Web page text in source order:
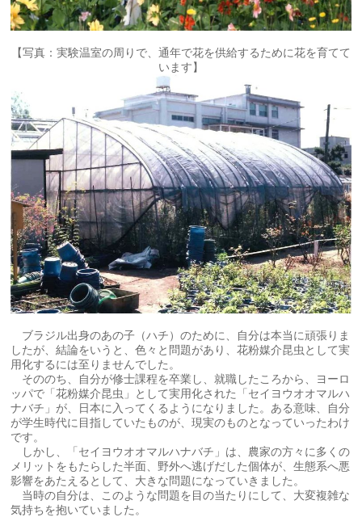
【写真：実験温室の周りで、通年で花を供給するために花を育てて
います】
ブラジル出身のあの子（ハチ）のために、自分は本当に頑張りま
したが、結論をいうと、色々と問題があり、花粉媒介昆虫として実
用化するには至りませんでした。
そののち、自分が修士課程を卒業し、就職したころから、ヨーロ
ッパで「花粉媒介昆虫」として実用化された「セイヨウオオマルハ
ナバチ」が、日本に入ってくるようになりました。ある意味、自分
が学生時代に目指していたものが、現実のものとなっていったわけ
です。
しかし、「セイヨウオオマルハナバチ」は、農家の方々に多くの
メリットをもたらした半面、野外へ逃げだした個体が、生態系へ悪
影響をあたえるとして、大きな問題になっていきました。
当時の自分は、このような問題を目の当たりにして、大変複雑な
気持ちを抱いていました。